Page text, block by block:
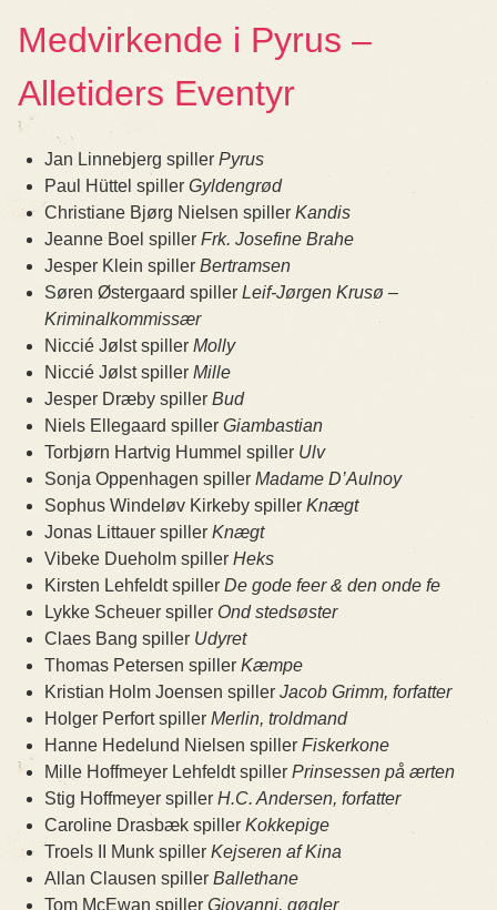
Medvirkende i Pyrus –
Alletiders Eventyr
Jan Linnebjerg spiller Pyrus
Paul Hüttel spiller Gyldengrød
Christiane Bjørg Nielsen spiller Kandis
Jeanne Boel spiller Frk. Josefine Brahe
Jesper Klein spiller Bertramsen
Søren Østergaard spiller Leif-Jørgen Krusø –
Kriminalkommissær
Niccié Jølst spiller Molly
Niccié Jølst spiller Mille
Jesper Dræby spiller Bud
Niels Ellegaard spiller Giambastian
Torbjørn Hartvig Hummel spiller Ulv
Sonja Oppenhagen spiller Madame D’Aulnoy
Sophus Windeløv Kirkeby spiller Knægt
Jonas Littauer spiller Knægt
Vibeke Dueholm spiller Heks
Kirsten Lehfeldt spiller De gode feer & den onde fe
Lykke Scheuer spiller Ond stedsøster
Claes Bang spiller Udyret
Thomas Petersen spiller Kæmpe
Kristian Holm Joensen spiller Jacob Grimm, forfatter
Holger Perfort spiller Merlin, troldmand
Hanne Hedelund Nielsen spiller Fiskerkone
Mille Hoffmeyer Lehfeldt spiller Prinsessen på ærten
Stig Hoffmeyer spiller H.C. Andersen, forfatter
Caroline Drasbæk spiller Kokkepige
Troels II Munk spiller Kejseren af Kina
Allan Clausen spiller Ballethane
Tom McEwan spiller Giovanni, gøgler